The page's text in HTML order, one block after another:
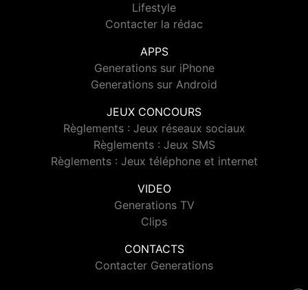
Lifestyle
Contacter la rédac
APPS
Generations sur iPhone
Generations sur Android
JEUX CONCOURS
Règlements : Jeux réseaux sociaux
Règlements : Jeux SMS
Règlements : Jeux téléphone et internet
VIDEO
Generations TV
Clips
CONTACTS
Contacter Generations